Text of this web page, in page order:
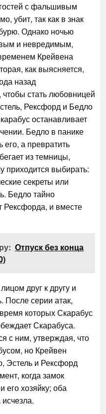
с фальшивым
убит, так как в знак
Однако ночью
и невредимым,
Крейвена
как выясняется,
назад
стать любовницей
Рексфорд и Бедло
останавливает
Бедло в панике
его, а превратить
из темницы,
приходится выбирать:
секреты или
Бедло тайно
Рексфорда, и вместе
Отпуск без конца
друг к другу и
После серии атак,
которых Скарабус
Скарабуса.
с ним, утверждая, что
но Крейвен
Эстель и Рексфорд
когда замок
его хозяйку; оба